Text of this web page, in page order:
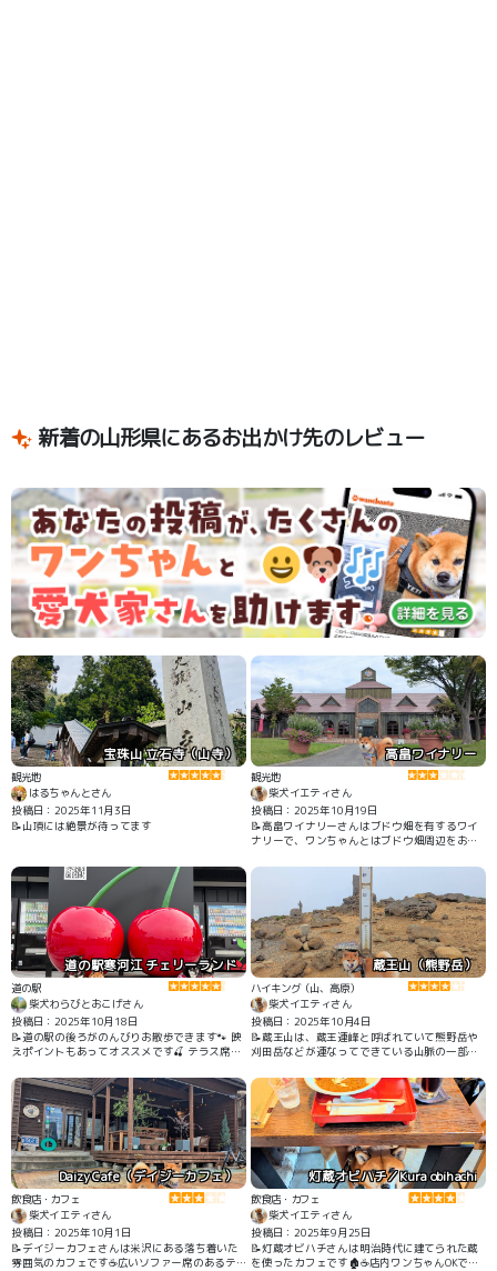
新着の山形県にあるお出かけ先のレビュー
宝珠山 立石寺（山寺）
観光地
はるちゃんとさん
投稿日：2025年11月3日
📝山頂には絶景が待ってます
高畠ワイナリー
観光地
柴犬イエティさん
投稿日：2025年10月19日
📝高畠ワイナリーさんはブドウ畑を有するワイ
ナリーで、ワンちゃんとはブドウ畑周辺をお散
きませんが、ワイナリー中ではショップでのお
買い物やワインのテイスティング、工場見学を
楽しむことができます🍷
道の駅寒河江 チェリーランド
道の駅
柴犬わらびとおこげさん
投稿日：2025年10月18日
📝道の駅の後ろがのんびりお散歩できます🐾 映
えポイントもあってオススメです🍒 テラス席わ
蔵王山（熊野岳）
ハイキング（山、高原）
柴犬イエティさん
投稿日：2025年10月4日
📝蔵王山は、蔵王連峰と呼ばれていて熊野岳や
刈田岳などが連なってできている山脈の一部
を楽しむことが出来ます🥾 蔵王ハイラインの駐
車場を起点にすると、熊野岳の山頂までの往復
で2時間くらい、他の箇所も周ると5時間は歩け
ます🐾 夏でも涼しく、また「御釜」と呼ばれる
火口などの見どころもあって、気持ちの良いハ
イキングができます👍✨
Daizy Cafe（デイジーカフェ）
飲食店・カフェ
柴犬イエティさん
投稿日：2025年10月1日
📝デイジーカフェさんは米沢にある落ち着いた
雰囲気のカフェです☕️広いソファー席のあるテ
灯蔵オビハチ／Kura obihachi
飲食店・カフェ
柴犬イエティさん
投稿日：2025年9月25日
📝灯蔵オビハチさんは明治時代に建てられた蔵
を使ったカフェです🏚️☕️店内ワンちゃんOKで、